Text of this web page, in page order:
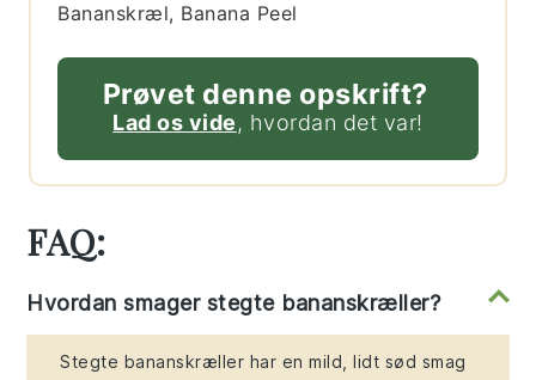
Bananskræl, Banana Peel
Prøvet denne opskrift?
Lad os vide, hvordan det var!
FAQ:
Hvordan smager stegte bananskræller?
Stegte bananskræller har en mild, lidt sød smag